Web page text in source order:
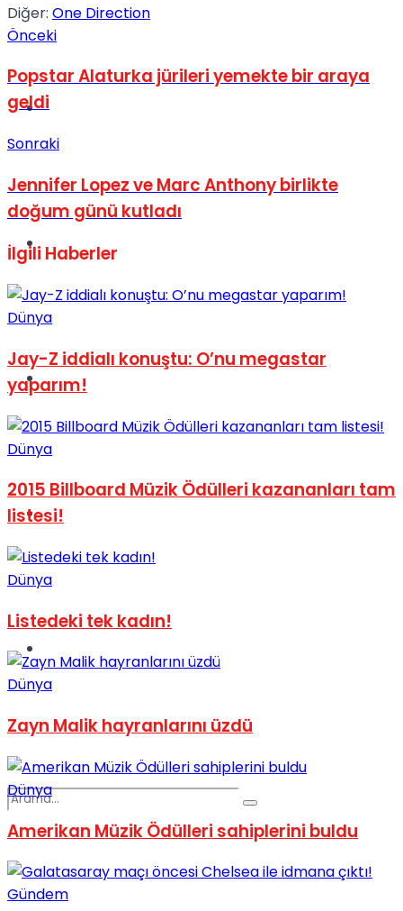
Müzik
Sinema
Tatil
Spor
Diğer: One Direction
Önceki
Popstar Alaturka jürileri yemekte bir araya
geldi
Sonraki
Jennifer Lopez ve Marc Anthony birlikte
doğum günü kutladı
İlgili Haberler
Dünya
Jay-Z iddialı konuştu: O’nu megastar
yaparım!
Dünya
2015 Billboard Müzik Ödülleri kazananları tam
listesi!
Dünya
Listedeki tek kadın!
Dünya
Zayn Malik hayranlarını üzdü
Dünya
Amerikan Müzik Ödülleri sahiplerini buldu
Gündem